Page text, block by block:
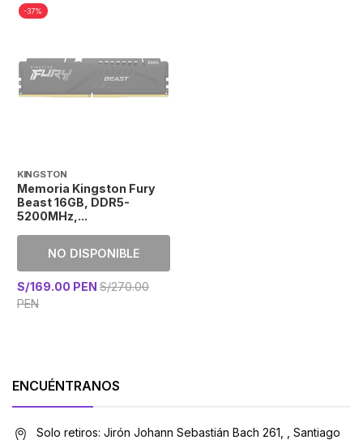
-37%
KINGSTON
Memoria Kingston Fury
Beast 16GB, DDR5-
5200MHz,...
NO DISPONIBLE
S/169.00 PEN S/270.00
PEN
ENCUÉNTRANOS
Solo retiros: Jirón Johann Sebastián Bach 261, , Santiago